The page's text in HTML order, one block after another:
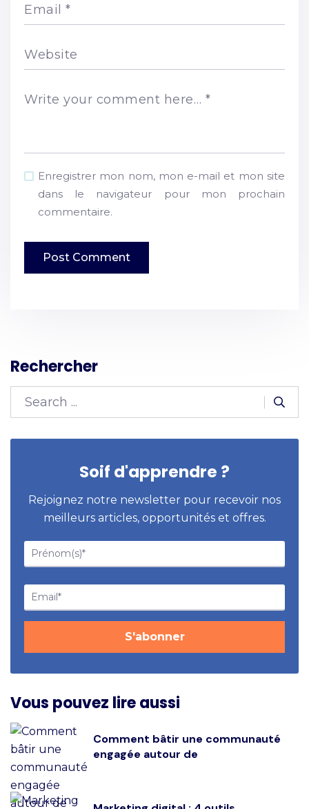
Email *
Website
Write your comment here… *
Enregistrer mon nom, mon e-mail et mon site
dans le navigateur pour mon prochain
commentaire.
Rechercher
Soif d'apprendre ?
Rejoignez notre newsletter pour recevoir nos
meilleurs articles, opportunités et offres.
Vous pouvez lire aussi
Comment bâtir une communauté
engagée autour de